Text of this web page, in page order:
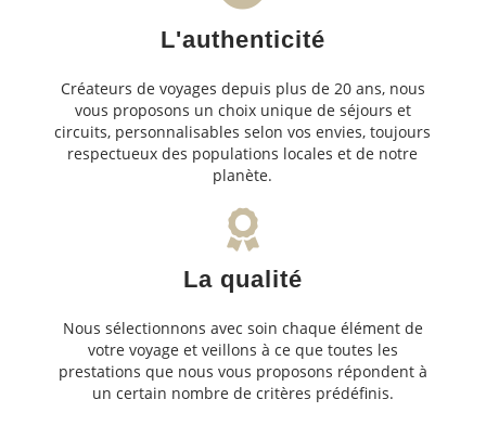
L'authenticité
Créateurs de voyages depuis plus de 20 ans, nous
vous proposons un choix unique de séjours et
circuits, personnalisables selon vos envies, toujours
respectueux des populations locales et de notre
planète.
La qualité
Nous sélectionnons avec soin chaque élément de
votre voyage et veillons à ce que toutes les
prestations que nous vous proposons répondent à
un certain nombre de critères prédéfinis.